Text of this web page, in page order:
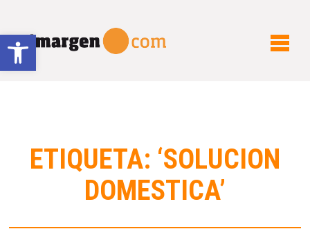
Abrir barra de herramientas
ETIQUETA: ‘SOLUCION
DOMESTICA’